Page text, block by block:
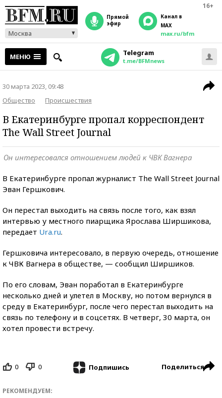
16+
Москва
прямой
эфир
Канал в
MAX
max.ru/bfm
МЕНЮ Telegram
t.me/BFMnews
30 марта 2023, 09:48
Общество
Происшествия
В Екатеринбурге пропал корреспондент
The Wall Street Journal
Он интересовался отношением людей к ЧВК Вагнера
В Екатеринбурге пропал журналист The Wall Street Journal
Эван Гершкович.
Он перестал выходить на связь после того, как взял
интервью у местного пиарщика Ярослава Ширшикова,
передает Ura.ru.
Гершковича интересовало, в первую очередь, отношение
к ЧВК Вагнера в обществе, — сообщил Ширшиков.
По его словам, Эван поработал в Екатеринбурге
несколько дней и улетел в Москву, но потом вернулся в
среду в Екатеринбург, после чего перестал выходить на
связь по телефону и в соцсетях. В четверг, 30 марта, он
хотел провести встречу.
0 0 Подпишись Поделиться
РЕКОМЕНДУЕМ: